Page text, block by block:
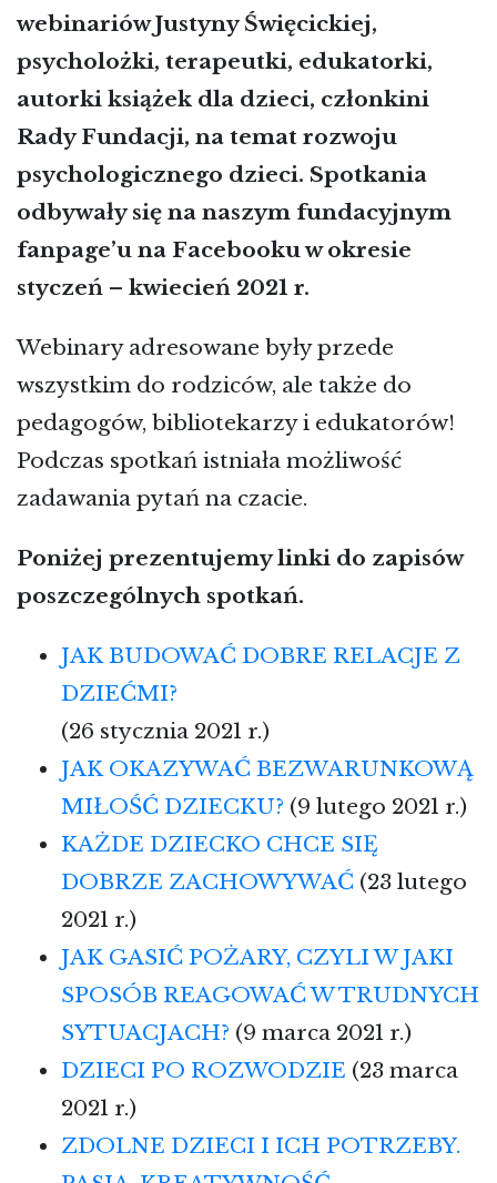
webinariów Justyny Święcickiej,
psycholożki, terapeutki, edukatorki,
autorki książek dla dzieci, członkini
Rady Fundacji, na temat rozwoju
psychologicznego dzieci. Spotkania
odbywały się na naszym fundacyjnym
fanpage’u na Facebooku w okresie
styczeń – kwiecień 2021 r.
Webinary adresowane były przede
wszystkim do rodziców, ale także do
pedagogów, bibliotekarzy i edukatorów!
Podczas spotkań istniała możliwość
zadawania pytań na czacie.
Poniżej prezentujemy linki do zapisów
poszczególnych spotkań.
JAK BUDOWAĆ DOBRE RELACJE Z
DZIEĆMI?
(26 stycznia 2021 r.)
JAK OKAZYWAĆ BEZWARUNKOWĄ
MIŁOŚĆ DZIECKU? (9 lutego 2021 r.)
KAŻDE DZIECKO CHCE SIĘ
DOBRZE ZACHOWYWAĆ (23 lutego
2021 r.)
JAK GASIĆ POŻARY, CZYLI W JAKI
SPOSÓB REAGOWAĆ W TRUDNYCH
SYTUACJACH? (9 marca 2021 r.)
DZIECI PO ROZWODZIE (23 marca
2021 r.)
ZDOLNE DZIECI I ICH POTRZEBY.